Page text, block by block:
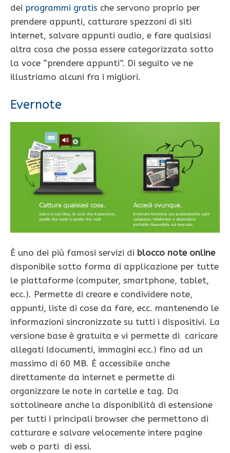
dei programmi gratis che servono proprio per
prendere appunti, catturare spezzoni di siti
internet, salvare appunti audio, e fare qualsiasi
altra cosa che possa essere categorizzata sotto
la voce “prendere appunti”. Di seguito ve ne
illustriamo alcuni fra i migliori.
Evernote
È uno dei più famosi servizi di blocco note online
disponibile sotto forma di applicazione per tutte
le piattaforme (computer, smartphone, tablet,
ecc.). Permette di creare e condividere note,
appunti, liste di cose da fare, ecc. mantenendo le
informazioni sincronizzate su tutti i dispositivi. La
versione base è gratuita e vi permette di caricare
allegati (documenti, immagini ecc.) fino ad un
massimo di 60 MB. È accessibile anche
direttamente da internet e permette di
organizzare le note in cartelle e tag. Da
sottolineare anche la disponibilità di estensione
per tutti i principali browser che permettono di
catturare e salvare velocemente intere pagine
web o parti di essi.